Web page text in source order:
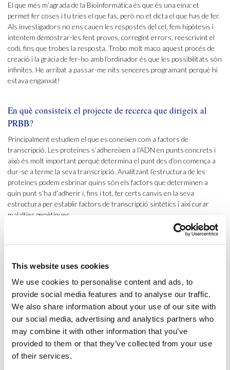
This website uses cookies
We use cookies to personalise content and ads, to
provide social media features and to analyse our traffic.
We also share information about your use of our site with
our social media, advertising and analytics partners who
may combine it with other information that you’ve
provided to them or that they’ve collected from your use
of their services.
El que més m’agrada de la Bioinformàtica és que és una eina: et
permet fer coses i tu tries el que fas, però no et dicta el que has de fer.
Als investigadors no ens cauen les respostes del cel, fem hipòtesis i
intentem demostrar-les fent proves, corregint errors, reescrivint el
codi, fins que trobes la resposta. Trobo molt maco aquest procés de
creació i la gràcia de fer-ho amb l’ordinador és que les possibilitats són
infinites. He arribat a passar-me nits senceres programant perquè hi
estava enganxat!
En què consisteix el projecte de recerca que dirigeix al
PRBB?
Principalment estudiem el que es coneixen com a factors de
transcripció. Les proteïnes s’adhereixen a l’ADN en punts concrets i
això és molt important perquè determina el punt des d’on comença a
dur-se a terme la seva transcripció. Analitzant l’estructura de les
proteïnes podem esbrinar quins són els factors que determinen a
quin punt s’ha d’adherir i, fins i tot, fer certs canvis en la seva
estructura per establir factors de transcripció sintètics i així curar
malalties genètiques.
Baldo Oliva treballa amb estudiants de BDBI i Biologia humana i estudiants d’Erasmus.
D’esquerre a dreta: Patricia, Filip, Laura, Alberto, Ruben i Baldo.
Com us ajuda la Bioinformàtica?